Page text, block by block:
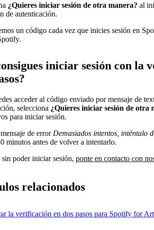
¿Quieres iniciar sesión de otra manera? al
de autenticación.
un código cada vez que inicies sesión en
iniciar sesión con la
acceder al código enviado por mensaje de
selecciona ¿Quieres iniciar sesión de otra
para iniciar sesión.
de error Demasiados intentos, inténtalo
minutos antes de volver a intentarlo.
sin poder iniciar sesión, ponte en contacto con
relacionados
la verificación en dos pasos para Spotify for